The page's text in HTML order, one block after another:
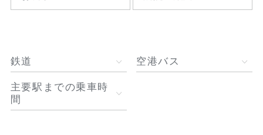
鉄道 空港バス
主要駅までの乗車時
間